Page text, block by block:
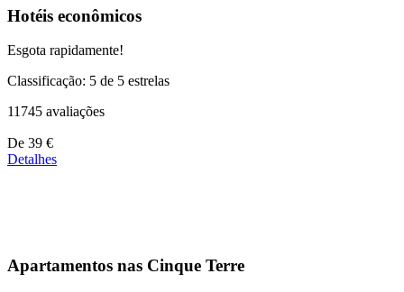
Hotéis econômicos
Esgota rapidamente!
Classificação: 5 de 5 estrelas
11745 avaliações
Preços
a
De 39 €
Detalhes
Apartamentos nas Cinque Terre